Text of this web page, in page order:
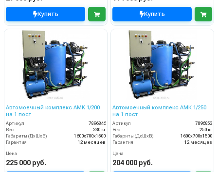
Купить Купить
Автомоечный комплекс АМК 1/200
на 1 пост
Артикул
7896846
Вес
230 кг
Габариты (ДхШхВ)
1600х700х1500
Гарантия
12 месяцев
Цена
225 000 руб.
Автомоечный комплекс АМК 1/250
на 1 пост
Артикул
7896853
Вес
250 кг
Габариты (ДхШхВ)
1600х700х1500
Гарантия
12 месяцев
Цена
204 000 руб.